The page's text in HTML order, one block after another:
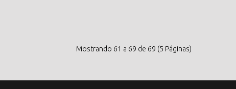
Mostrando 61 a 69 de 69 (5 Páginas)